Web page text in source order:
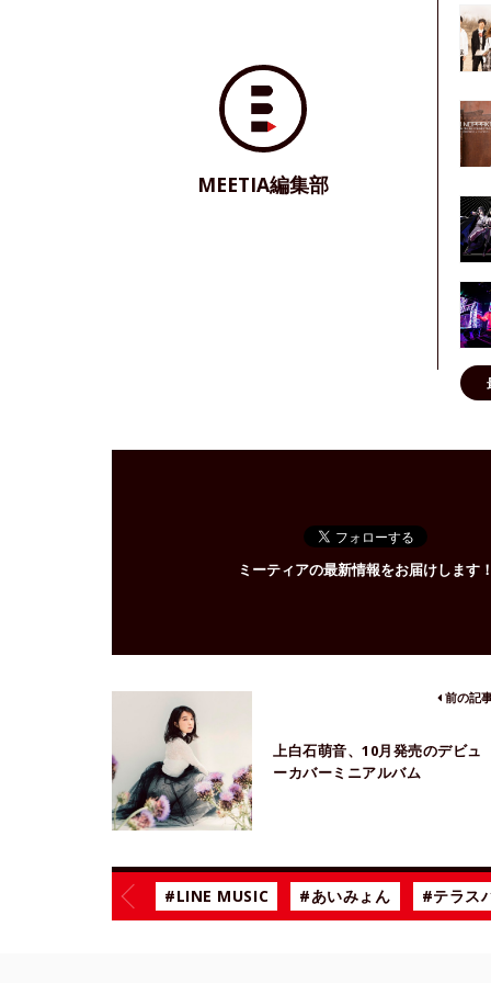
MEETIA編集部
ミーティアの最新情報をお届けします
上白石萌音、10月発売のデビュ
ーカバーミニアルバム
前の記
#LINE MUSIC #あいみょん #テラス